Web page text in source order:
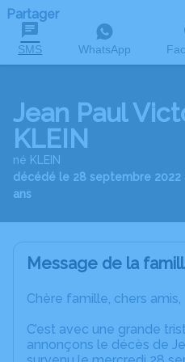
Partager
SMS WhatsApp
Jean Paul
KLEIN
né KLEIN
décédé le 28 septembre 2022
ans
Message de la
Chère famille, chers amis,
C’est avec une grande
annonçons le décès de